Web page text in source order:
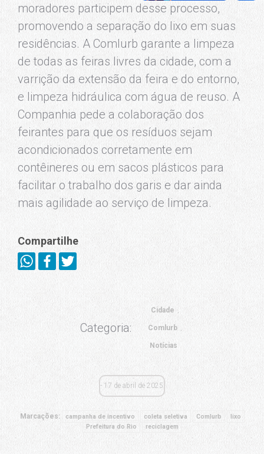
moradores participem desse processo,
promovendo a separação do lixo em suas
residências. A Comlurb garante a limpeza
de todas as feiras livres da cidade, com a
varrição da extensão da feira e do entorno,
e limpeza hidráulica com água de reuso. A
Companhia pede a colaboração dos
feirantes para que os resíduos sejam
acondicionados corretamente em
contêineres ou em sacos plásticos para
facilitar o trabalho dos garis e dar ainda
mais agilidade ao serviço de limpeza.
Compartilhe
Categoria:
Cidade
Comlurb
Notícias
17 de abril de 2025
Marcações: campanha de incentivo coleta seletiva Comlurb
lixo
Prefeitura do Rio
reciclagem